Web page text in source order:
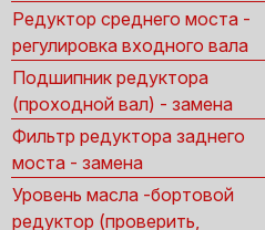
Редуктор среднего моста -
регулировка входного вала
Подшипник редуктора
(проходной вал) - замена
Фильтр редуктора заднего
моста - замена
Уровень масла -бортовой
редуктор (проверить,